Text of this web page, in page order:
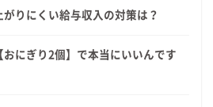
りにくい給与収入の対策は？
にぎり2個】で本当にいいんです